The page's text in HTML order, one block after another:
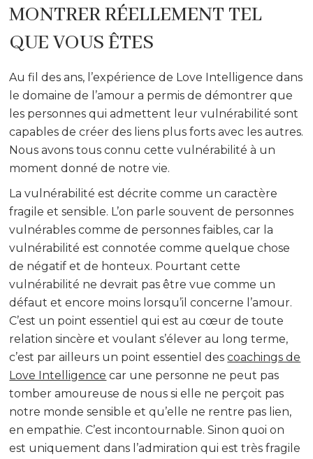
MONTRER RÉELLEMENT TEL
QUE VOUS ÊTES
Au fil des ans, l’expérience de Love Intelligence dans
le domaine de l’amour a permis de démontrer que
les personnes qui admettent leur vulnérabilité sont
capables de créer des liens plus forts avec les autres.
Nous avons tous connu cette vulnérabilité à un
moment donné de notre vie.
La vulnérabilité est décrite comme un caractère
fragile et sensible. L’on parle souvent de personnes
vulnérables comme de personnes faibles, car la
vulnérabilité est connotée comme quelque chose
de négatif et de honteux. Pourtant cette
vulnérabilité ne devrait pas être vue comme un
défaut et encore moins lorsqu’il concerne l’amour.
C’est un point essentiel qui est au cœur de toute
relation sincère et voulant s’élever au long terme,
c’est par ailleurs un point essentiel descoachings de
Love Intelligence car une personne ne peut pas
tomber amoureuse de nous si elle ne perçoit pas
notre monde sensible et qu’elle ne rentre pas lien,
en empathie. C’est incontournable. Sinon quoi on
est uniquement dans l’admiration qui est très fragile